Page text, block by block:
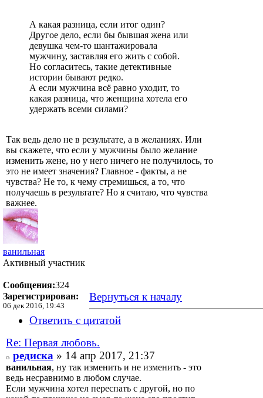
А какая разница, если итог один?
Другое дело, если бы бывшая жена или
девушка чем-то шантажировала
мужчину, заставляя его жить с собой.
Но согласитесь, такие детективные
истории бывают редко.
А если мужчина всё равно уходит, то
какая разница, что женщина хотела его
удержать всеми силами?
Так ведь дело не в результате, а в желаниях. Или
вы скажете, что если у мужчины было желание
изменить жене, но у него ничего не получилось, то
это не имеет значения? Главное - факты, а не
чувства? Не то, к чему стремишься, а то, что
получаешь в результате? Но я считаю, что чувства
важнее.
ванильная
Активный участник
Сообщения:324
Зарегистрирован:
06 дек 2016, 19:43
Вернуться к началу
Ответить с цитатой
Re: Первая любовь.
редиска» 14 апр 2017, 21:37
ванильная, ну так изменить и не изменить - это
ведь несравнимо в любом случае.
Если мужчина хотел переспать с другой, но по